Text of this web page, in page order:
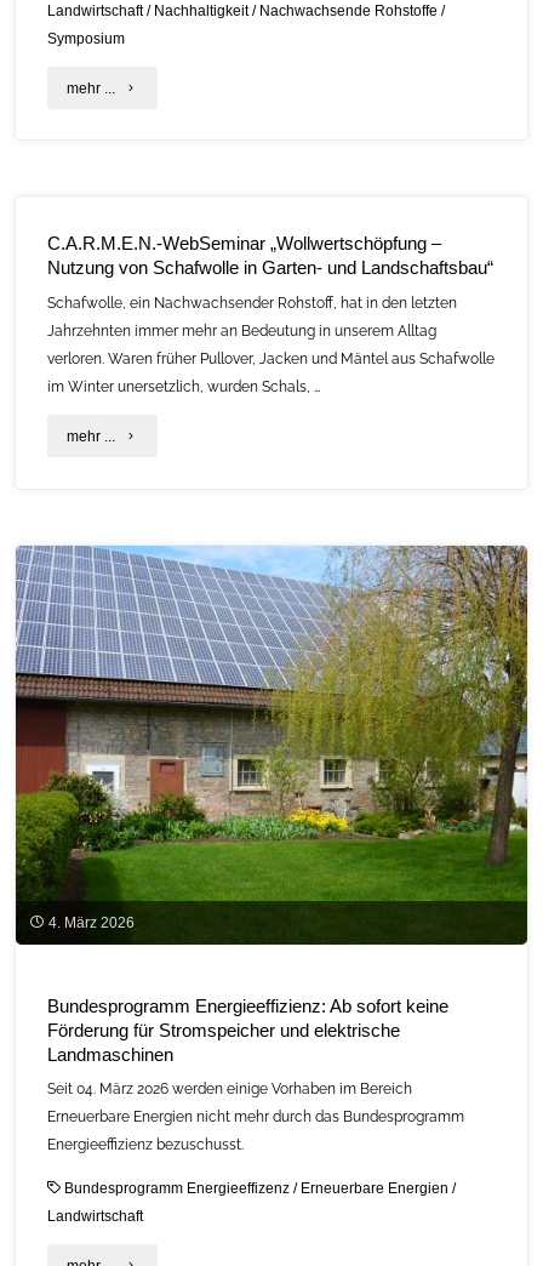
Landwirtschaft/ Nachhaltigkeit/ Nachwachsende Rohstoffe /
Symposium
mehr ... "34.
Innovativ.
Vernetzt."
C.A.R.M.E.N.-WebSeminar „Wollwertschöpfung –
Nutzung von Schafwolle in Garten- und Landschaftsbau“
Schafwolle, ein Nachwachsender Rohstoff, hat in den letzten
Jahrzehnten immer mehr an Bedeutung in unserem Alltag
verloren. Waren früher Pullover, Jacken und Mäntel aus Schafwolle
im Winter unersetzlich, wurden Schals, …
mehr ... "C.A.R.M.E.N.-
–
Nutzung
von
Schafwolle
in
Garten-
und
Landschaftsbau“"
4. März 2026
Bundesprogramm Energieeffizienz: Ab sofort keine
Förderung für Stromspeicher und elektrische
Landmaschinen
Seit 04. März 2026 werden einige Vorhaben im Bereich
Erneuerbare Energien nicht mehr durch das Bundesprogramm
Energieeffizienz bezuschusst.
Bundesprogramm Energieeffizenz / Erneuerbare Energien /
Landwirtschaft